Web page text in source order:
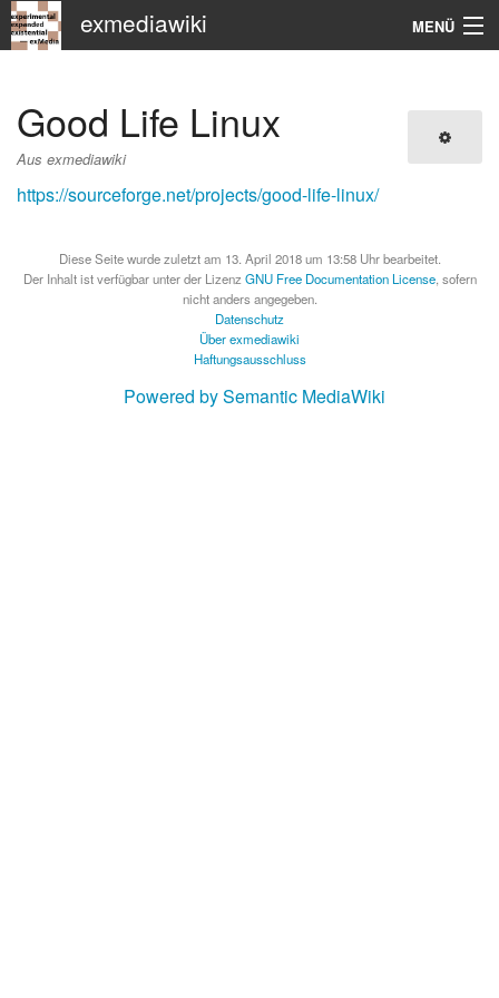
exmediawiki MENÜ
KHM
Suche
Good Life Linux
Aus exmediawiki
https://sourceforge.net/projects/good-life-linux/
Diese Seite wurde zuletzt am 13. April 2018 um 13:58 Uhr bearbeitet.
Der Inhalt ist verfügbar unter der LizenzGNU Free Documentation License, sofern
nicht anders angegeben.
Datenschutz
Über exmediawiki
Haftungsausschluss
Powered by Semantic MediaWiki